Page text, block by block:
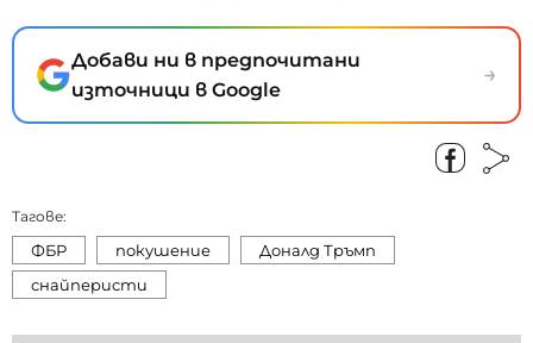
Добави ни в предпочитани
източници в Google
→
Тагове:
ФБР покушение
Доналд Тръмп
снайперисти